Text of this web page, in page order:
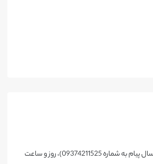
این فعالیت داوطلبانه به صورت یک روز در هفته و هر جلسه 2 ساعت ، تعریف شده است. بنابراین داوطلبین می بایست پس از هماهنگی با سرگروه این حوزه (خانم قزوینی از طریق ارسال پیام به شماره 09374211525)، روز و ساعت